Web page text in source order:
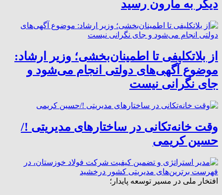
دیگر به مارون رسید
از بلاتکلیفی تا اطمینان‌بخشی؛ وزیر ارشاد:
موضوع آگهی‌های دولتی انجام می‌شود و
جای نگرانی نیست
وقت خانه‌تکانی در ساختارهای مدیریتی !/
حسین کریمی
افتخار ملی در مسیر توسعه پایدار؛